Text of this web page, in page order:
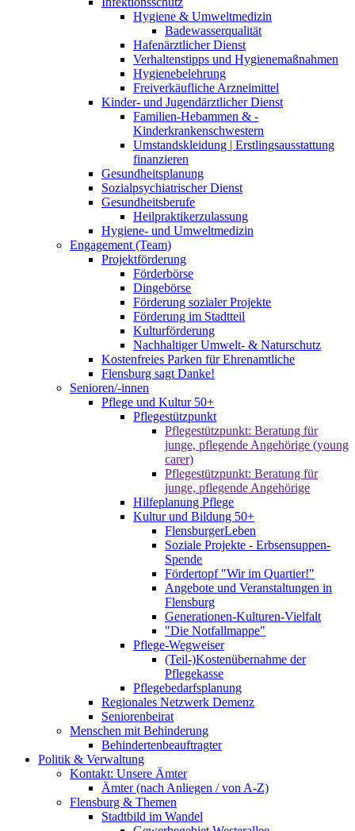
Hygiene & Umweltmedizin
Badewasserqualität
Hafenärztlicher Dienst
Verhaltenstipps und Hygienemaßnahmen
Hygienebelehrung
Freiverkäufliche Arzneimittel
Kinder- und Jugendärztlicher Dienst
Familien-Hebammen & -
Kinderkrankenschwestern
Umstandskleidung | Erstlingsausstattung
finanzieren
Gesundheitsplanung
Sozialpsychiatrischer Dienst
Gesundheitsberufe
Heilpraktikerzulassung
Hygiene- und Umweltmedizin
Engagement (Team)
Projektförderung
Förderbörse
Dingebörse
Förderung sozialer Projekte
Förderung im Stadtteil
Kulturförderung
Nachhaltiger Umwelt- & Naturschutz
Kostenfreies Parken für Ehrenamtliche
Flensburg sagt Danke!
Senioren/-innen
Pflege und Kultur 50+
Pflegestützpunkt
Pflegestützpunkt: Beratung für
junge, pflegende Angehörige (young
carer)
Pflegestützpunkt: Beratung für
junge, pflegende Angehörige
Hilfeplanung Pflege
Kultur und Bildung 50+
FlensburgerLeben
Soziale Projekte - Erbsensuppen-
Spende
Fördertopf "Wir im Quartier!"
Angebote und Veranstaltungen in
Flensburg
Generationen-Kulturen-Vielfalt
"Die Notfallmappe"
Pflege-Wegweiser
(Teil-)Kostenübernahme der
Pflegekasse
Pflegebedarfsplanung
Regionales Netzwerk Demenz
Seniorenbeirat
Menschen mit Behinderung
Behindertenbeauftragter
Politik & Verwaltung
Kontakt: Unsere Ämter
Ämter (nach Anliegen / von A-Z)
Flensburg & Themen
Stadtbild im Wandel